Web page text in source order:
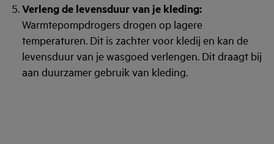
Verleng de levensduur van je kleding:
Warmtepompdrogers drogen op lagere
temperaturen. Dit is zachter voor kledij en kan de
levensduur van je wasgoed verlengen. Dit draagt bij
aan duurzamer gebruik van kleding.